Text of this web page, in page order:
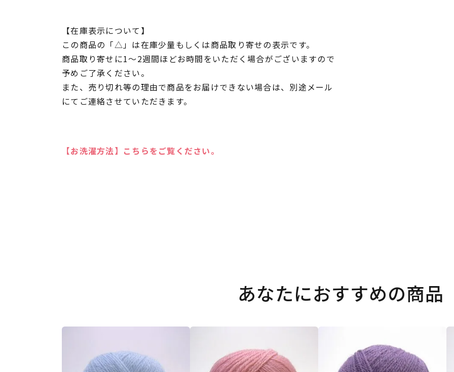
【在庫表示について】
この商品の「△」は在庫少量もしくは商品取り寄せの表示です。
商品取り寄せに1～2週間ほどお時間をいただく場合がございますので
予めご了承ください。
また、売り切れ等の理由で商品をお届けできない場合は、別途メール
にてご連絡させていただきます。
【お洗濯方法】こちらをご覧ください。
あなたにおすすめの商品